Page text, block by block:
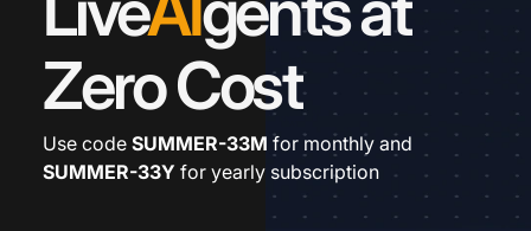
Zero Cost
Use code SUMMER-33M for monthly and
SUMMER-33Y for yearly subscription